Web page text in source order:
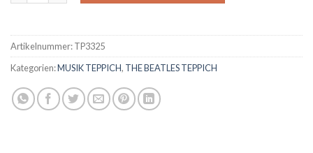
Artikelnummer:TP3325
Kategorien:MUSIK TEPPICH, THE BEATLES TEPPICH